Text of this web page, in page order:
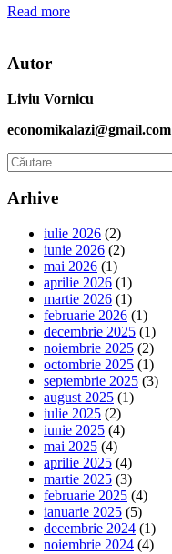
Read more
Autor
Liviu Vornicu
economikalazi@gmail.com
Caută
după:
Arhive
iulie 2026 (2)
iunie 2026 (2)
mai 2026 (1)
aprilie 2026 (1)
martie 2026 (1)
februarie 2026 (1)
decembrie 2025 (1)
noiembrie 2025 (2)
octombrie 2025 (1)
septembrie 2025 (3)
august 2025 (1)
iulie 2025 (2)
iunie 2025 (4)
mai 2025 (4)
aprilie 2025 (4)
martie 2025 (3)
februarie 2025 (4)
ianuarie 2025 (5)
decembrie 2024 (1)
noiembrie 2024 (4)